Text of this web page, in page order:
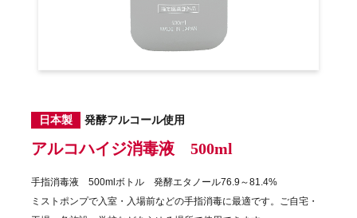
日本製 発酵アルコール使用
アルコハイジ消毒液 500ml
手指消毒液 500mlボトル 発酵エタノール76.9～81.4%
ミストポンプで入室・入場前などの手指消毒に最適です。
ご自宅・